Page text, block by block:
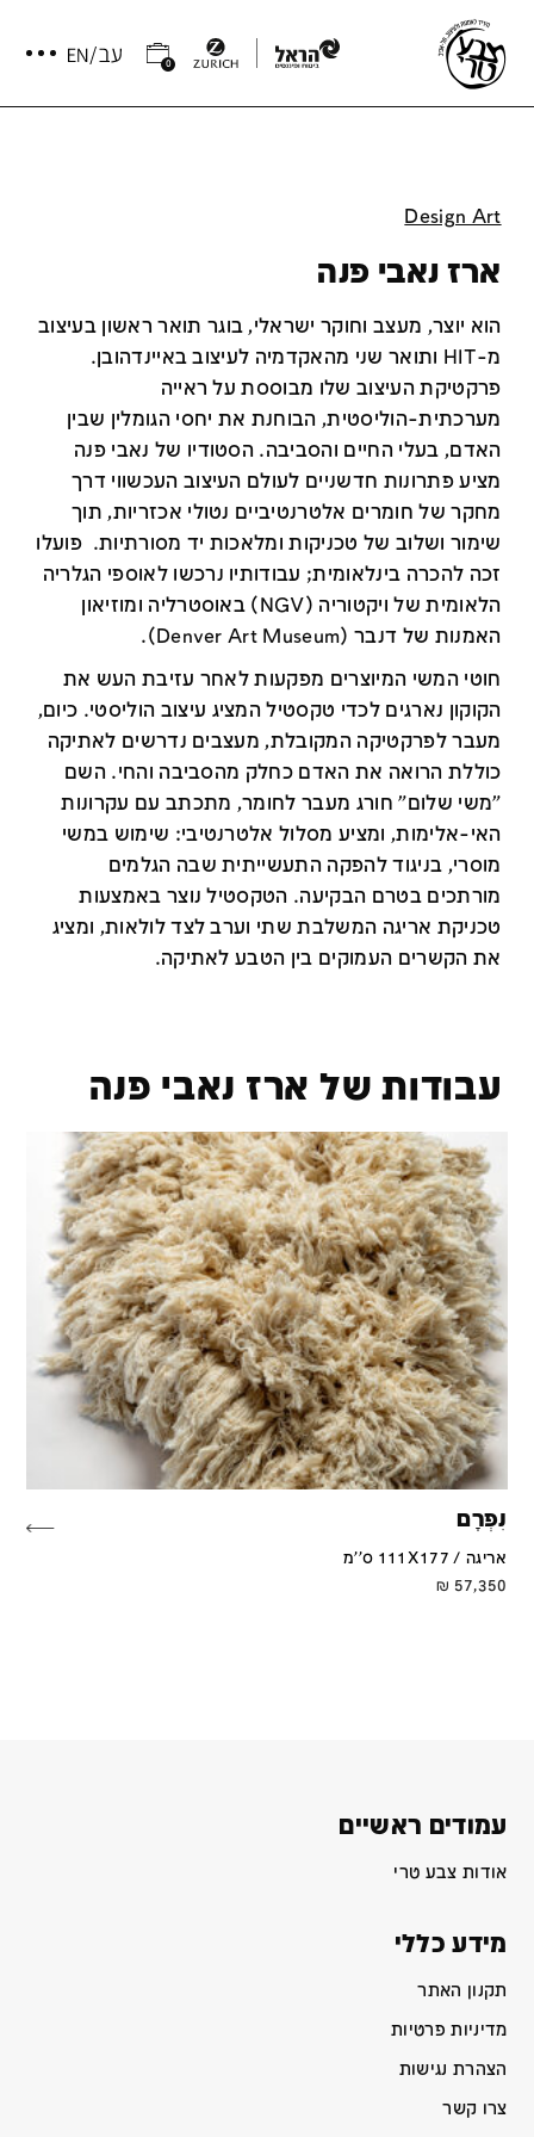
0
Design Art
ארז נאבי פנה
הוא יוצר, מעצב וחוקר ישראלי, בוגר תואר ראשון בעיצוב
מ-HIT ותואר שני מהאקדמיה לעיצוב באיינדהובן.
פרקטיקת העיצוב שלו מבוססת על ראייה
מערכתית-הוליסטית, הבוחנת את יחסי הגומלין שבין
האדם, בעלי החיים והסביבה. הסטודיו של נאבי פנה
מציע פתרונות חדשניים לעולם העיצוב העכשווי דרך
מחקר של חומרים אלטרנטיביים נטולי אכזריות, תוך
שימור ושלוב של טכניקות ומלאכות יד מסורתיות. פועלו
זכה להכרה בינלאומית; עבודותיו נרכשו לאוספי הגלריה
הלאומית של ויקטוריה (NGV) באוסטרליה ומוזיאון
האמנות של דנבר (Denver Art Museum).
חוטי המשי המיוצרים מפקעות לאחר עזיבת העש את
הקוקון נארגים לכדי טקסטיל המציג עיצוב הוליסטי. כיום,
מעבר לפרקטיקה המקובלת, מעצבים נדרשים לאתיקה
כוללת הרואה את האדם כחלק מהסביבה והחי. השם
"משי שלום" חורג מעבר לחומר, מתכתב עם עקרונות
האי-אלימות, ומציע מסלול אלטרנטיבי: שימוש במשי
מוסרי, בניגוד להפקה התעשייתית שבה הגלמים
מורתכים בטרם הבקיעה. הטקסטיל נוצר באמצעות
טכניקת אריגה המשלבת שתי וערב לצד לולאות, ומציג
את הקשרים העמוקים בין הטבע לאתיקה.
עבודות של ארז נאבי פנה
נִפְרָם
אריגה / 111X177 ס''מ
57,350
₪
עמודים ראשיים
אודות צבע טרי
מידע כללי
תקנון האתר
מדיניות פרטיות
הצהרת נגישות
צרו קשר